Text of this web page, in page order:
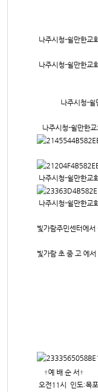
나주시청-쉴만한교
나주시청-쉴만한교
나주시청-
나주시청-쉴만한
나주시청-쉴만한
나주시청-쉴만한교
빛가람주민센터에
빛가람 초 중 고 에
†예 배 순 서†
오전11시 인도:목